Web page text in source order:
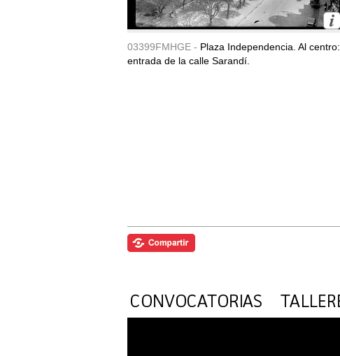
03399FMHGE - Plaza Independencia. Al centro:
entrada de la calle Sarandí.